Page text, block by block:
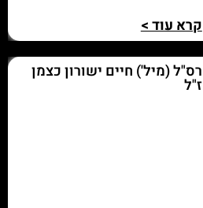
קרא עוד >
רס"ל (מיל') חיים ישורון כצמן
ז"ל